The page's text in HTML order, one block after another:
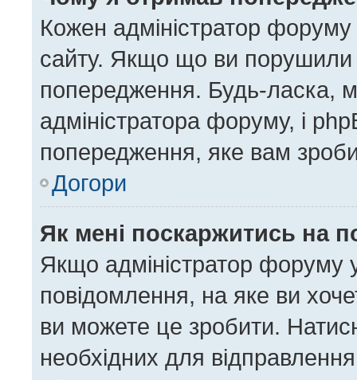
Кожен адміністратор
сайту. Якщо що ви
попередження. Будь-ласка,
адміністратора форуму, і
попередження, яке вам
Догори
Як мені поскаржитись на
Якщо адміністратор форуму
повідомлення, на яке ви
ви можете це зробити.
необхідних для